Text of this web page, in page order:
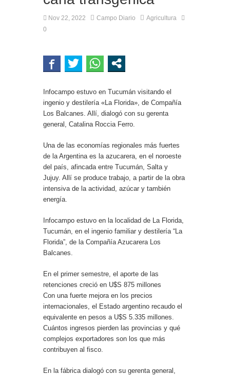
Nov 22, 2022 Campo Diario
Agricultura
0
Infocampo estuvo en Tucumán visitando el
ingenio y destilería «La Florida», de Compañía
Los Balcanes. Allí, dialogó con su gerenta
general, Catalina Roccia Ferro.
Una de las economías regionales más fuertes
de la Argentina es la azucarera, en el noroeste
del país, afincada entre Tucumán, Salta y
Jujuy. Allí se produce trabajo, a partir de la obra
intensiva de la actividad, azúcar y también
energía.
Infocampo estuvo en la localidad de La Florida,
Tucumán, en el ingenio familiar y destilería “La
Florida”, de la Compañía Azucarera Los
Balcanes.
En el primer semestre, el aporte de las
retenciones creció en U$S 875 millones
Con una fuerte mejora en los precios
internacionales, el Estado argentino recaudo el
equivalente en pesos a U$S 5.335 millones.
Cuántos ingresos pierden las provincias y qué
complejos exportadores son los que más
contribuyen al fisco.
En la fábrica dialogó con su gerenta general,